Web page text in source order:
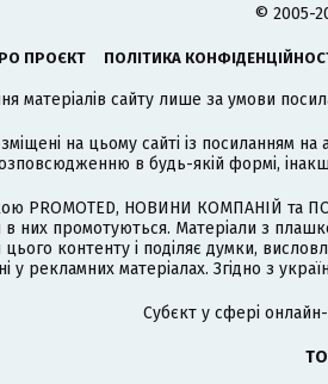
© 2005-
ПРОЄКТ ПОЛІТИКА
матеріалів сайту лише за умови
на цьому сайті із посиланням на
в будь-якій формі,
PROMOTED, НОВИНИ КОМПАНІЙ та
в них промотуються. Матеріали з
цього контенту і поділяє думки,
рекламних матеріалах. Згідно з
Cубєкт у сфері